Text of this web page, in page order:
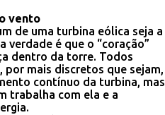
vento
de uma turbina eólica seja a
verdade é que o “coração”
dentro da torre. Todos
mais discretos que sejam,
contínuo da turbina, mas
trabalha com ela e a